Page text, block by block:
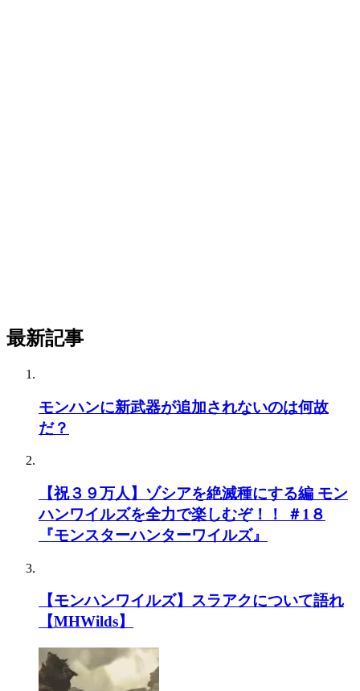
最新記事
モンハンに新武器が追加されないのは何故
だ？
【祝３９万人】ゾシアを絶滅種にする編 モン
ハンワイルズを全力で楽しむぞ！！ ＃1８
『モンスターハンターワイルズ』
【モンハンワイルズ】スラアクについて語れ
【MHWilds】